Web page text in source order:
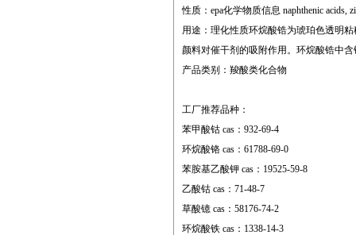
性质：epa化学物质信息 naphthenic acids,
用途：理化性质环烷酸锆为琥珀色透明
颜料对催干剂的吸附作用。环烷酸锆中
产品类别：羧酸类化合物
工厂推荐品种：
苯甲酸钴 cas：932-69-4
环烷酸铬 cas：61788-69-0
苯胺基乙酸钾 cas：19525-59-8
乙酸钴 cas：71-48-7
草酸镱 cas：58176-74-2
环烷酸铁 cas：1338-14-3